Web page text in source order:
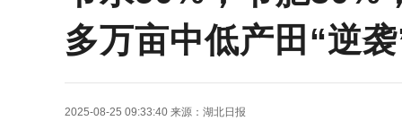
多万亩中低产田“逆
2025-08-25 09:33:40 来源： 湖北日报